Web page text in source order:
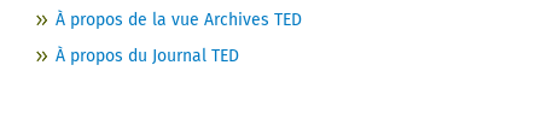
À propos de la vue Archives TED
À propos du Journal TED